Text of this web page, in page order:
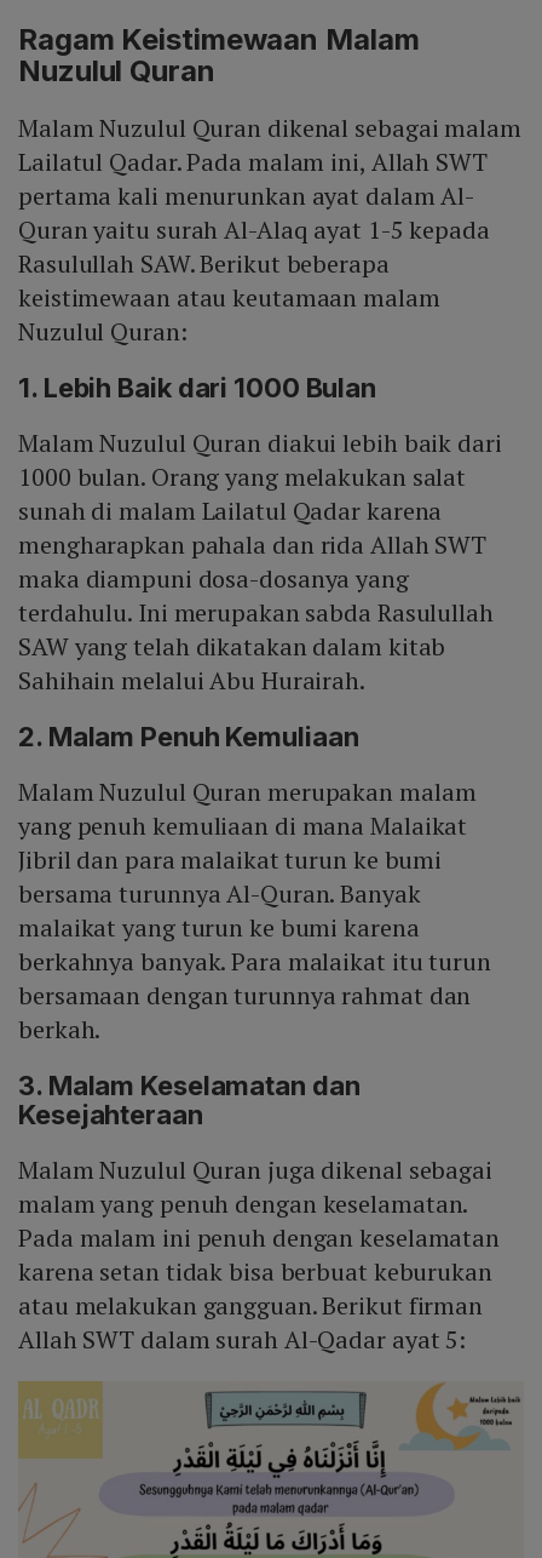
Ragam Keistimewaan Malam
Nuzulul Quran
Malam Nuzulul Quran dikenal sebagai malam
Lailatul Qadar. Pada malam ini, Allah SWT
pertama kali menurunkan ayat dalam Al-
Quran yaitu surah Al-Alaq ayat 1-5 kepada
Rasulullah SAW. Berikut beberapa
keistimewaan atau keutamaan malam
Nuzulul Quran:
1. Lebih Baik dari 1000 Bulan
Malam Nuzulul Quran diakui lebih baik dari
1000 bulan. Orang yang melakukan salat
sunah di malam Lailatul Qadar karena
mengharapkan pahala dan rida Allah SWT
maka diampuni dosa-dosanya yang
terdahulu. Ini merupakan sabda Rasulullah
SAW yang telah dikatakan dalam kitab
Sahihain melalui Abu Hurairah.
2. Malam Penuh Kemuliaan
Malam Nuzulul Quran merupakan malam
yang penuh kemuliaan di mana Malaikat
Jibril dan para malaikat turun ke bumi
bersama turunnya Al-Quran. Banyak
malaikat yang turun ke bumi karena
berkahnya banyak. Para malaikat itu turun
bersamaan dengan turunnya rahmat dan
berkah.
3. Malam Keselamatan dan
Kesejahteraan
Malam Nuzulul Quran juga dikenal sebagai
malam yang penuh dengan keselamatan.
Pada malam ini penuh dengan keselamatan
karena setan tidak bisa berbuat keburukan
atau melakukan gangguan. Berikut firman
Allah SWT dalam surah Al-Qadar ayat 5: